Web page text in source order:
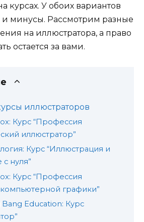
курсах. У обоих вариантов
и минусы. Рассмотрим разные
на иллюстратора, а право
остается за вами.
иллюстраторов
Курс “Профессия
иллюстратор”
Курс “Иллюстрация и
нуля”
Курс “Профессия
графики”
Bang Education: Курс